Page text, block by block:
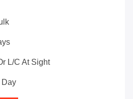
L/C At Sight
Day